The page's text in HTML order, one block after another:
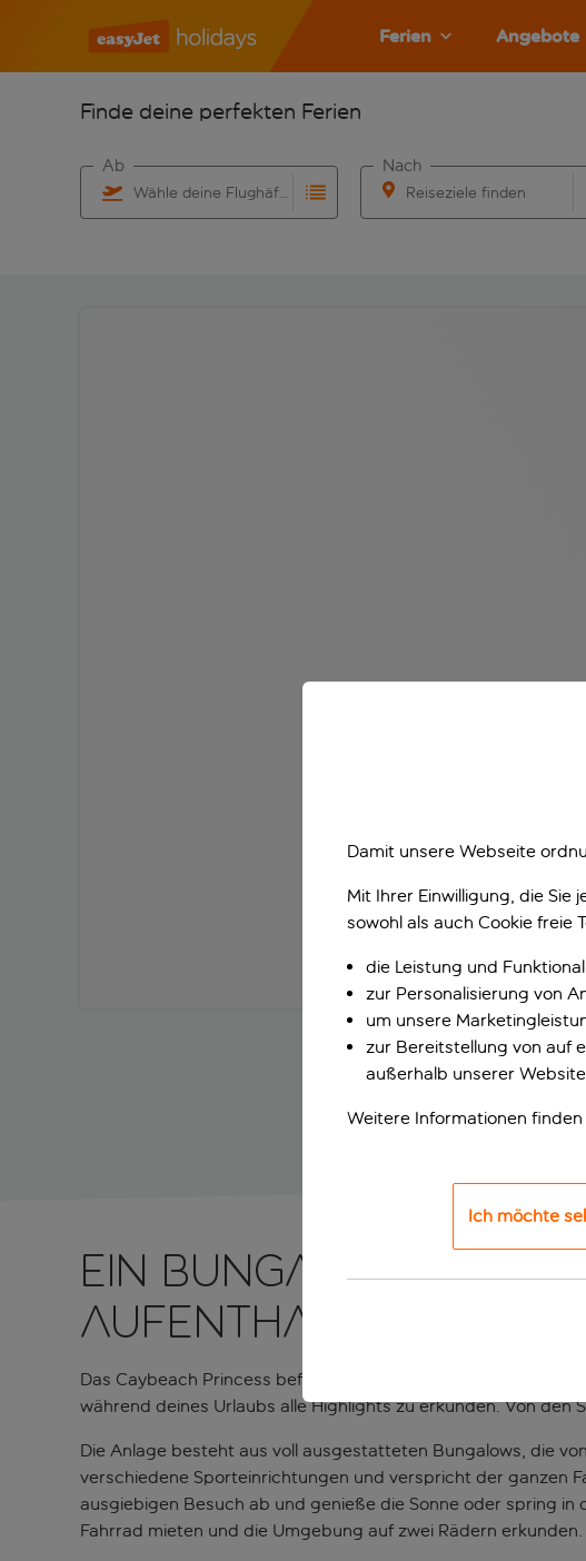
Ferien Angebote
Finde deine perfekten Ferien
Wähle deine Flughäfen
Ab
Reiseziele finden
Nach
Ein Bungalow-
Aufenthalt
Das Caybeach Princess befindet sich in der exklusiven
während deines Urlaubs alle Highlights zu erkunden. Von
Die Anlage besteht aus voll ausgestatteten Bungalows, die
verschiedene Sporteinrichtungen und verspricht der ganzen
ausgiebigen Besuch ab und genieße die Sonne oder spring
Fahrrad mieten und die Umgebung auf zwei Rädern
Damit unsere Webseite
Mit Ihrer Einwilligung, die
sowohl als auch Cookie freie
die Leistung und
zur Personalisierung von
um unsere
zur Bereitstellung von auf
außerhalb unserer
Weitere Informationen finden
Ich möchte